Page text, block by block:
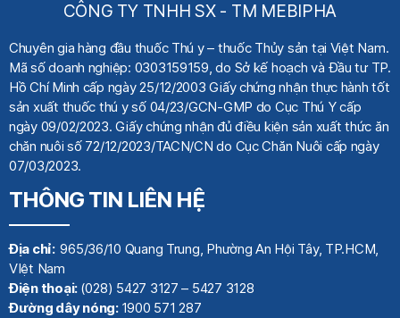
CÔNG TY TNHH SX - TM MEBIPHA
Chuyên gia hàng đầu thuốc Thú y– thuốc Thủy sản tại Việt Nam.
Mã số doanh nghiệp: 0303159159, do Sở kế hoạch và Đầu tư TP.
Hồ Chí Minh cấp ngày 25/12/2003 Giấy chứng nhận thực hành tốt
sản xuất thuốc thú y số 04/23/GCN-GMP do Cục Thú Y cấp
ngày 09/02/2023. Giấy chứng nhận đủ điều kiện sản xuất thức ăn
chăn nuôi số 72/12/2023/TACN/CN do Cục Chăn Nuôi cấp ngày
07/03/2023.
THÔNG TIN LIÊN HỆ
Địa chỉ:965/36/10 Quang Trung, Phường An Hội Tây, TP.HCM,
VIệt Nam
Điện thoại: (028) 5427 3127 – 5427 3128
Đường dây nóng: 1900 571 287